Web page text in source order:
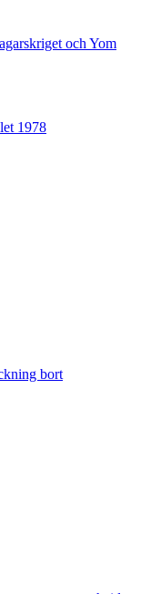
och Yom
1978
bort